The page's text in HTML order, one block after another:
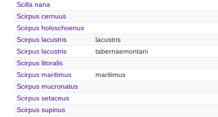
Scilla nana
Scirpus cernuus
Scirpus holoschoenus
Scirpus lacustris
lacustris
Scirpus lacustris
tabernaemontani
Scirpus litoralis
Scirpus maritimus
maritimus
Scirpus mucronatus
Scirpus setaceus
Scirpus supinus